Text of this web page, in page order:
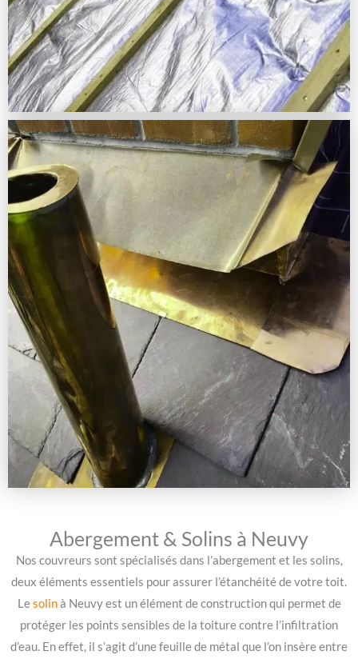
Abergement & Solins à Neuvy
Nos couvreurs sont spécialisés dans l’abergement et les solins,
deux éléments essentiels pour assurer l’étanchéité de votre toit.
Lesolinà Neuvy est un élément de construction qui permet de
protéger les points sensibles de la toiture contre l’infiltration
d’eau. En effet, il s’agit d’une feuille de métal que l’on insère entre